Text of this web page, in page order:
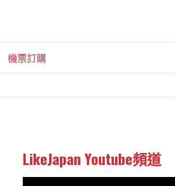
機票訂購
LikeJapan Youtube頻道